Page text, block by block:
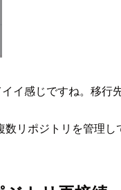
イ感じですね。移
リポジトリを管理